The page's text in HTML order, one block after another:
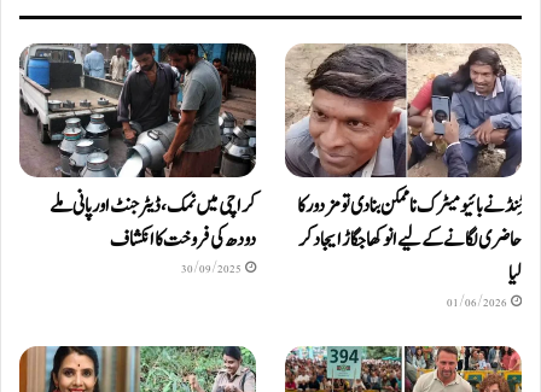
ٹِنڈ نے بائیومیٹرک ناممکن بنا دی تو مزدور کا
حاضری لگانے کے لیے انوکھا جگاڑ ایجاد کر
لیا
01/06/2026
کراچی میں نمک، ڈیٹرجنٹ اور پانی ملے
دودھ کی فروخت کا انکشاف
30/09/2025